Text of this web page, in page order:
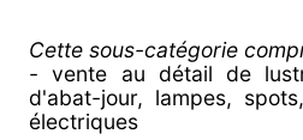
Cette sous-catégorie
- vente au détail de
d'abat-jour, lampes,
électriques